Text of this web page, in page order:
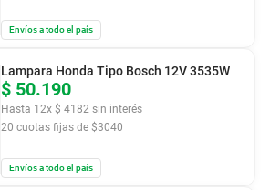
Envíos a todo el país
$ 50.190
Hasta 12x $ 4182 sin interés
20 cuotas fijas de $3040
Lampara Honda Tipo Bosch 12V 3535W
Envíos a todo el país